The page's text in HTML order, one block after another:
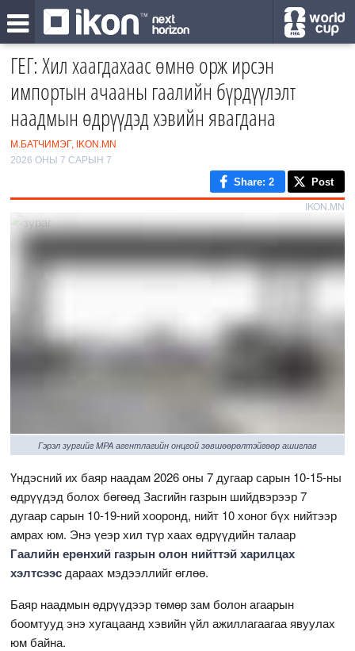
ГЕГ: Хил хаагдахаас өмнө орж ирсэн
импортын ачааны гаалийн бүрдүүлэлт
наадмын өдрүүдэд хэвийн явагдана
М.БАТЧИМЭГ, IKON.MN
2026 ОНЫ 7 САРЫН 7
Share: 2 Post
IKON.MN
Гэрэл зургийг MPA агентлагийн онцгой зөвшөөрөлтэйгөөр ашиглав
Үндэсний их баяр наадам 2026 оны 7 дугаар сарын 10-15-ны
өдрүүдэд болох бөгөөд Засгийн газрын шийдвэрээр 7
дугаар сарын 10-19-ний хооронд, нийт 10 хоног бүх нийтээр
амрах юм. Энэ үеэр хил түр хаах өдрүүдийн талаар
Гаалийн ерөнхий газрын олон нийттэй харилцах
хэлтсээсдараах мэдээллийг өглөө.
Баяр наадмын өдрүүдээр төмөр зам болон агаарын
боомтууд энэ хугацаанд хэвийн үйл ажиллагаагаа явуулах
юм байна.